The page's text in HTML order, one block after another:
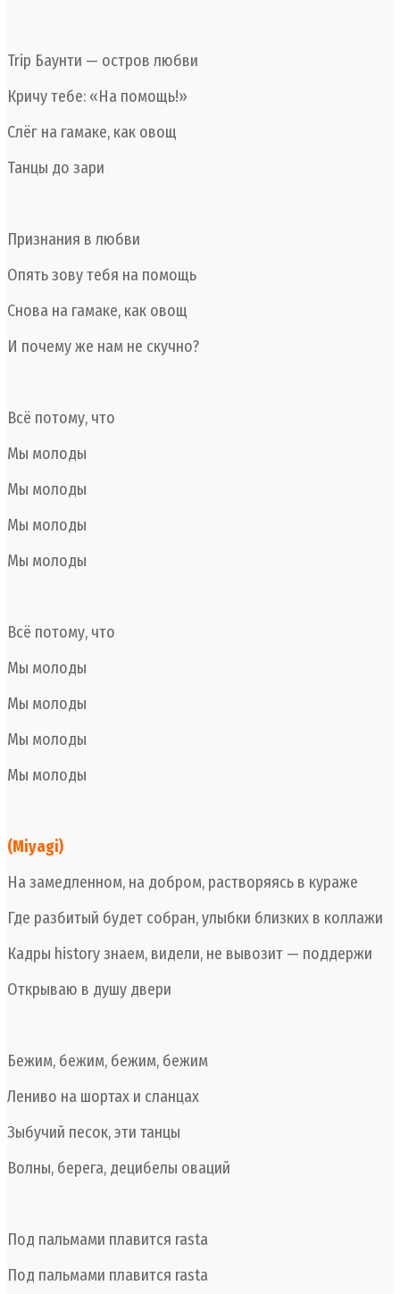
Trip Баунти — остров любви
Кричу тебе: «На помощь!»
Слёг на гамаке, как овощ
Танцы до зари
Признания в любви
Опять зову тебя на помощь
Снова на гамаке, как овощ
И почему же нам не скучно?
Всё потому, что
Мы молоды
Мы молоды
Мы молоды
Мы молоды
Всё потому, что
Мы молоды
Мы молоды
Мы молоды
Мы молоды
(Miyagi)
На замедленном, на добром, растворяясь в кураже
Где разбитый будет собран, улыбки близких в коллажи
Кадры history знаем, видели, не вывозит — поддержи
Открываю в душу двери
Бежим, бежим, бежим, бежим
Лениво на шортах и сланцах
Зыбучий песок, эти танцы
Волны, берега, децибелы оваций
Под пальмами плавится rasta
Под пальмами плавится rasta